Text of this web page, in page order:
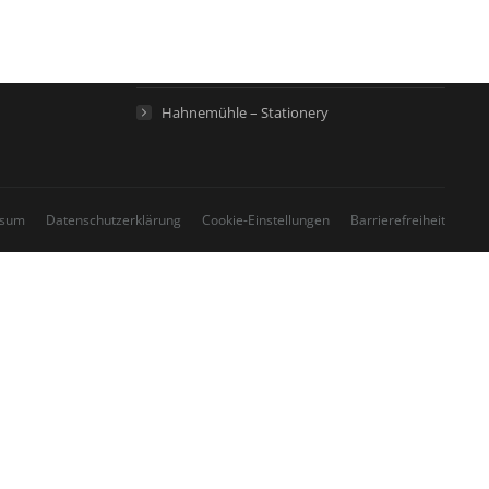
Hahnemühle – Stationery
Datenschutzerklärung Cookie-Einstellungen Barrierefreiheit